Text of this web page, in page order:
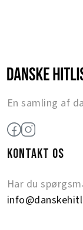
En samling af
KONTAKT OS
Har du